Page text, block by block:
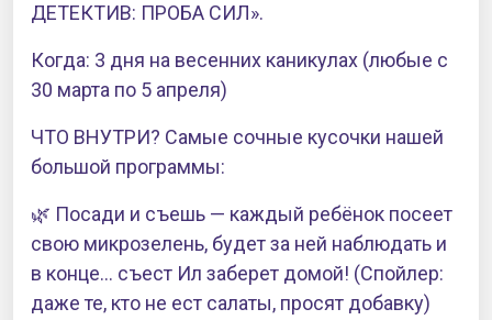
ДЕТЕКТИВ: ПРОБА СИЛ».
Когда: 3 дня на весенних каникулах (любые с
30 марта по 5 апреля)
ЧТО ВНУТРИ? Самые сочные кусочки нашей
большой программы:
🌿 Посади и съешь — каждый ребёнок посеет
свою микрозелень, будет за ней наблюдать и
в конце... съест Ил заберет домой! (Спойлер:
даже те, кто не ест салаты, просят добавку)